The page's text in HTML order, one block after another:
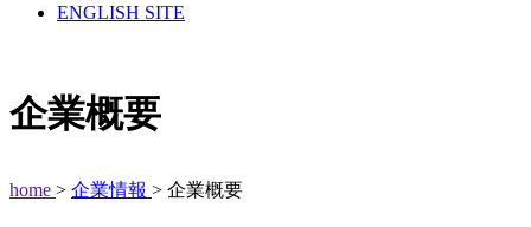
ENGLISH SITE
企業概要
home > 企業情報 > 企業概要